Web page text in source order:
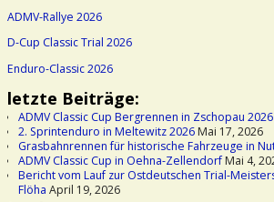
ADMV-Rallye 2026
D-Cup Classic Trial 2026
Enduro-Classic 2026
letzte Beiträge:
ADMV Classic Cup Bergrennen in Zschopau 2026
2. Sprintenduro in Meltewitz 2026Mai 17, 2026
Grasbahnrennen für historische Fahrzeuge in
ADMV Classic Cup in Oehna-ZellendorfMai 4,
Bericht vom Lauf zur Ostdeutschen Trial-
Flöha April 19, 2026